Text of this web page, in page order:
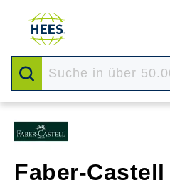
Faber-Castell